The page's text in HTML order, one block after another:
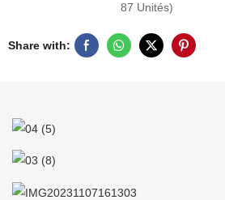
87 Unités)
Share with: